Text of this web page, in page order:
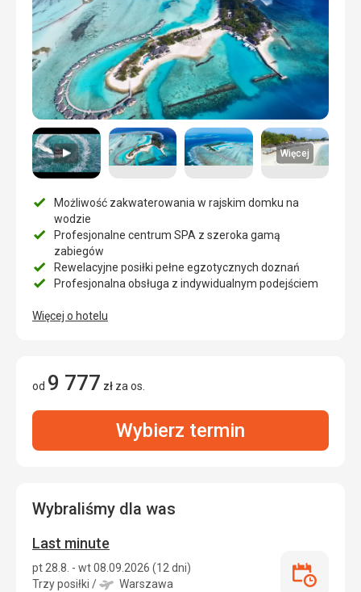
Więcej
Możliwość zakwaterowania w rajskim domku na
wodzie
Profesjonalne centrum SPA z szeroka gamą
zabiegów
Rewelacyjne posiłki pełne egzotycznych doznań
Profesjonalna obsługa z indywidualnym podejściem
Więcej o hotelu
od 9 777 zł za os.
Wybierz termin
Wybraliśmy dla was
Last minute
pt 28.8. - wt 08.09.2026 (12 dni)
Trzy posiłki / Warszawa
Last